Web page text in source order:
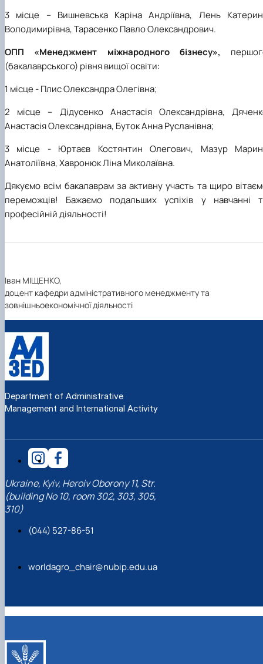
3 місце – Вишневська Каріна Андріївна, Лень
Володимирівна, Тарасенко Павло Олександрович.
ОПП «Менеджмент міжнародного бізнесу»,
(бакалаврського) рівня вищої освіти:
1 місце - Плис Олександра Олегівна;
2 місце – Дідусенко Анастасія Олександрівна,
Анастасія Олександрівна, Буток Анна Русланівна;
3 місце - Юртаєв Костянтин Олегович, Мазур
Анатоліївна, Хавронюк Ліна Миколаївна.
Дякуємо всім бакалаврам за активну участь та щиро
переможців! Бажаємо подальших успіхів у навчанні
професійній діяльності!
Іван МІЩЕНКО,
доцент кафедри адміністративного менеджменту та
зовнішньоекономічної діяльності
Department of Administrative
Management and International Activity
Ukraine, Kyiv, Heroiv Oborony 11, Str.
(building No 10, room 302, 303, 305,
310)
(044) 527-86-51
worldagro_chair@nubip.edu.ua